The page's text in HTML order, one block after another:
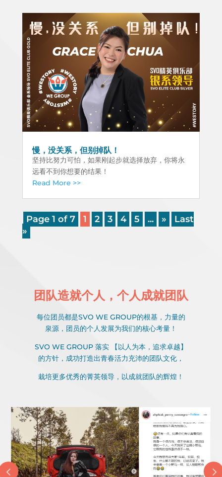
慢，没关系，但别掉队！
坚持比努力可怕，如果刚起步就选择放弃，你将永
远看不到你想要的结果！
Read More >>
Page 1 of 7 1 2 3 4 5 ... »
Last
»
团队造就个人，个人成就团队
每位团员都是SVO WE GROUP的根基，力量的
泉源，团员的个人发展为我们的核心考量！
SVO WE GROUP 落实 【以人为本，追求卓越】
的方针，成功打造出青春活力充沛的团队文化，
栽培更多优秀的菁英领导，以成就团队的辉煌！